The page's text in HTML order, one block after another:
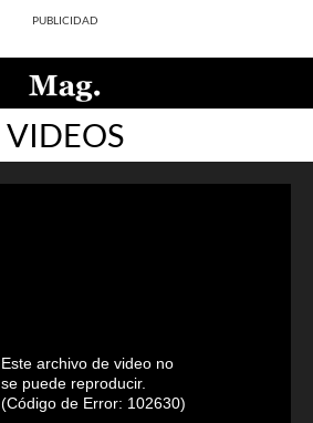
VIDEOS
Este archivo de video no
se puede reproducir.
(Código de Error: 102630)